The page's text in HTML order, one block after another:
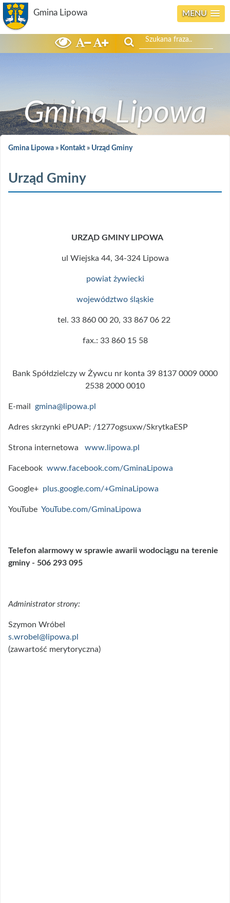
Gmina Lipowa MENU
Szukaj
Gmina Lipowa
Gmina Lipowa » Kontakt » Urząd Gminy
Urząd Gminy
URZĄD GMINY LIPOWA
ul Wiejska 44, 34-324 Lipowa
powiat żywiecki
województwo śląskie
tel. 33 860 00 20, 33 867 06 22
fax.: 33 860 15 58
Bank Spółdzielczy w Żywcu nr konta 39 8137 0009 0000
2538 2000 0010
E-mail gmina@lipowa.pl
Adres skrzynki ePUAP: /1277ogsuxw/SkrytkaESP
Strona internetowa www.lipowa.pl
Facebook www.facebook.com/GminaLipowa
Google+ plus.google.com/+GminaLipowa
YouTube YouTube.com/GminaLipowa
Telefon alarmowy w sprawie awarii wodociągu na terenie
gminy - 506 293 095
Administrator strony:
Szymon Wróbel
s.wrobel@lipowa.pl
(zawartość merytoryczna)